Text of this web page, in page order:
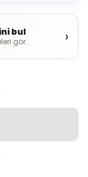
bul
gör. ›